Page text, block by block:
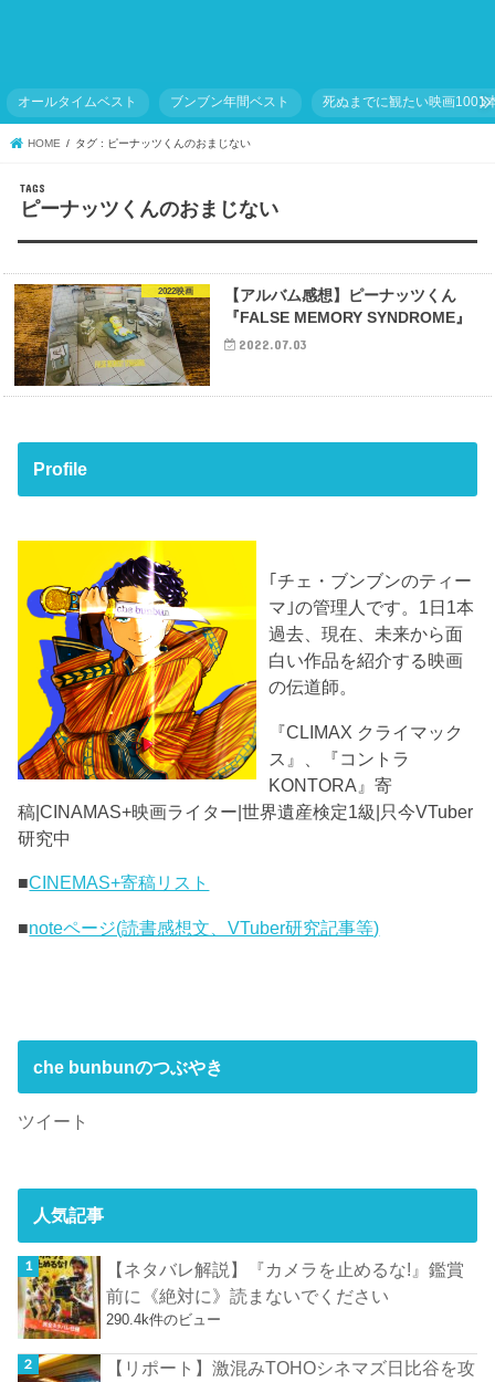
オールタイムベスト ブンブン年間ベスト 死ぬまでに観たい映画1001
HOME タグ : ピーナッツくんのおまじない
ピーナッツくんのおまじない
2022映画
【アルバム感想】ピーナッツくん
『FALSE MEMORY SYNDROME』
2022.07.03
Profile
｢チェ・ブンブンのティー
マ｣の管理人です。1日1本
過去、現在、未来から面
白い作品を紹介する映画
の伝道師。
『CLIMAX クライマック
ス』、『コントラ
KONTORA』寄
稿|CINAMAS+映画ライター|世界遺産検定1級|只今VTuber
研究中
■CINEMAS+寄稿リスト
■noteページ(読書感想文、VTuber研究記事等)
che bunbunのつぶやき
ツイート
人気記事
【ネタバレ解説】『カメラを止めるな!』鑑賞
前に《絶対に》読まないでください
290.4k件のビュー
【リポート】激混みTOHOシネマズ日比谷を攻